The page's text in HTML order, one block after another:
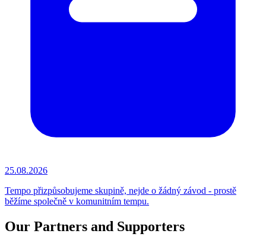
25.08.2026
Tempo přizpůsobujeme skupině, nejde o žádný závod - prostě
běžíme společně v komunitním tempu.
Our Partners and Supporters